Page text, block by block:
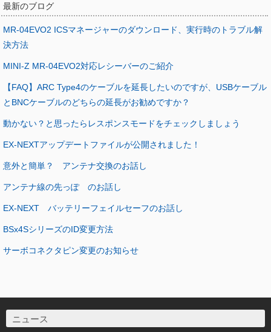
最新のブログ
MR-04EVO2 ICSマネージャーのダウンロード、実行時のトラブル解
決方法
MINI-Z MR-04EVO2対応レシーバーのご紹介
【FAQ】ARC Type4のケーブルを延長したいのですが、USBケーブル
とBNCケーブルのどちらの延長がお勧めですか？
動かない？と思ったらレスポンスモードをチェックしましょう
EX-NEXTアップデートファイルが公開されました！
意外と簡単？ アンテナ交換のお話し
アンテナ線の先っぽ のお話し
EX-NEXT バッテリーフェイルセーフのお話し
BSx4SシリーズのID変更方法
サーボコネクタピン変更のお知らせ
ニュース